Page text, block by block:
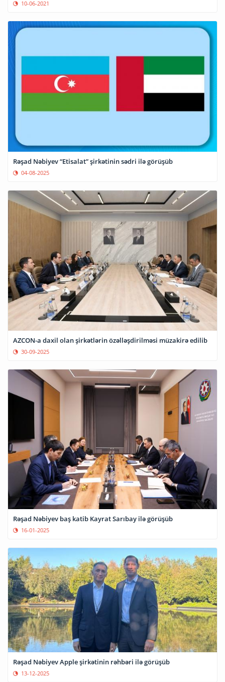
10-06-2021
Rəşad Nəbiyev “Etisalat” şirkətinin sədri ilə görüşüb
04-08-2025
AZCON-a daxil olan şirkətlərin özəlləşdirilməsi müzakirə edilib
30-09-2025
Rəşad Nəbiyev baş katib Kayrat Sarıbay ilə görüşüb
16-01-2025
Rəşad Nəbiyev Apple şirkətinin rəhbəri ilə görüşüb
13-12-2025